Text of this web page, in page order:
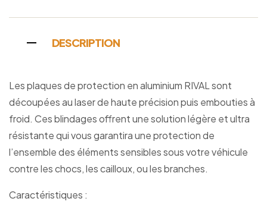
DESCRIPTION
Les plaques de protection en aluminium RIVAL sont
découpées au laser de haute précision puis embouties à
froid. Ces blindages offrent une solution légère et ultra
résistante qui vous garantira une protection de
l’ensemble des éléments sensibles sous votre véhicule
contre les chocs, les cailloux, ou les branches.
Caractéristiques :